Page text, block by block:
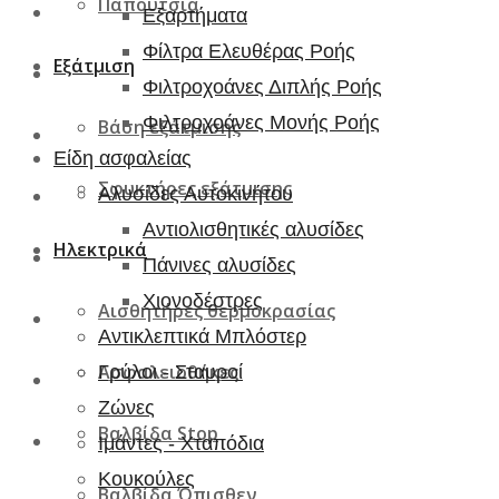
Εξάτμιση
Βάση εξάτμισης
Σφυκτήρες εξάτμισης
Ηλεκτρικά
Αισθητήρες θερμοκρασίας
Ασφαλειοθήκες
Βαλβίδα Stop
Εξαρτήματα
Φίλτρα Ελευθέρας Ροής
Φιλτροχοάνες Διπλής Ροής
Φιλτροχοάνες Μονής Ροής
Είδη ασφαλείας
Αλυσίδες Αυτοκινήτου
Αντιολισθητικές αλυσίδες
Πάνινες αλυσίδες
Χιονοδέστρες
Αντικλεπτικά Μπλόστερ
Γρύλοι - Σταυροί
Ζώνες
Ιμάντες - Χταπόδια
Κουκούλες